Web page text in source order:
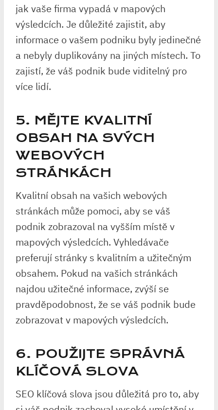
jak vaše firma vypadá v mapových
výsledcích. Je důležité zajistit, aby
informace o vašem podniku byly jedinečné
a nebyly duplikovány na jiných místech. To
zajistí, že váš podnik bude viditelný pro
více lidí.
5. MĚJTE KVALITNÍ
OBSAH NA SVÝCH
WEBOVÝCH
STRÁNKÁCH
Kvalitní obsah na vašich webových
stránkách může pomoci, aby se váš
podnik zobrazoval na vyšším místě v
mapových výsledcích. Vyhledávače
preferují stránky s kvalitním a užitečným
obsahem. Pokud na vašich stránkách
najdou užitečné informace, zvýší se
pravděpodobnost, že se váš podnik bude
zobrazovat v mapových výsledcích.
6. POUŽIJTE SPRÁVNÁ
KLÍČOVÁ SLOVA
SEO klíčová slova jsou důležitá pro to, aby